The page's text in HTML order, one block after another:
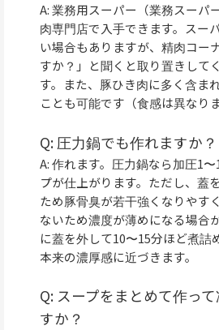
A: 業務用スーパー（業務スーパ
肉専門店で入手できます。スー
い場合もありますが、精肉コー
すか？」と聞くと取り置きして
す。また、豚ひき肉に多く含ま
ことも可能です（食感は異なり
Q: 圧力鍋でも作れますか？
A: 作れます。圧力鍋なら加圧1
プが仕上がります。ただし、蓋
ため豚骨臭が若干強くなりやす
ないため濃度が薄めになる場合
に蓋を外して10〜15分ほど煮詰
本来の濃厚感に近づきます。
Q: スープをまとめて作っ
すか？